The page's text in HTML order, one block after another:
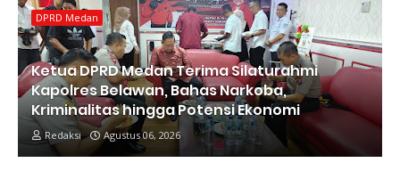
DPRD Medan
Ketua DPRD Medan Terima Silaturahmi
Kapolres Belawan, Bahas Narkoba,
Kriminalitas hingga Potensi Ekonomi
Redaksi Agustus 06, 2026